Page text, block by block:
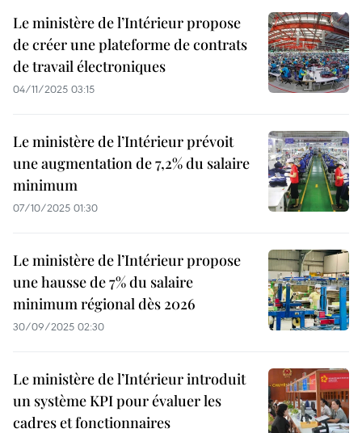
Le ministère de l’Intérieur propose
de créer une plateforme de contrats
de travail électroniques
04/11/2025 03:15
Le ministère de l’Intérieur prévoit
une augmentation de 7,2% du salaire
minimum
07/10/2025 01:30
Le ministère de l’Intérieur propose
une hausse de 7% du salaire
minimum régional dès 2026
30/09/2025 02:30
Le ministère de l’Intérieur introduit
un système KPI pour évaluer les
cadres et fonctionnaires